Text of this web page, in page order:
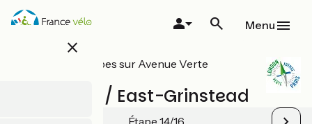
Aller
au
close
Menu
Toutes les étapes sur Avenue Verte
Heathfield / East-Grinstead
Étape 14/16